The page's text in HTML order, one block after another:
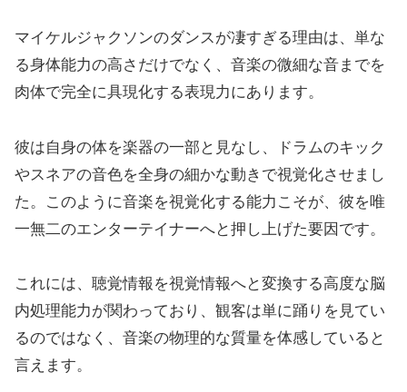
マイケルジャクソンのダンスが凄すぎる理由は、単な
る身体能力の高さだけでなく、音楽の微細な音までを
肉体で完全に具現化する表現力にあります。
彼は自身の体を楽器の一部と見なし、ドラムのキック
やスネアの音色を全身の細かな動きで視覚化させまし
た。このように音楽を視覚化する能力こそが、彼を唯
一無二のエンターテイナーへと押し上げた要因です。
これには、聴覚情報を視覚情報へと変換する高度な脳
内処理能力が関わっており、観客は単に踊りを見てい
るのではなく、音楽の物理的な質量を体感していると
言えます。